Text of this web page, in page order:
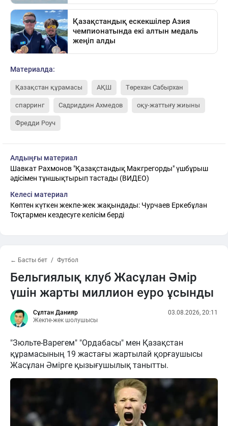
Материалда:
Қазақстан құрамасы АҚШ Төрехан Сабырхан
спарринг Садриддин Ахмедов оқу-жаттығу жиыны
Фредди Роуч
Алдыңғы материал
Шавкат Рахмонов "Қазақстандық Макгрегорды" үшбұрыш
әдісімен тұншықтырып тастады (ВИДЕО)
Келесі материал
Көптен күткен жекпе-жек жақындады: Чурчаев Еркебұлан
Тоқтармен кездесуге келісім берді
← Басты бет Футбол
Бельгиялық клуб Жасұлан Әмір
үшін жарты миллион еуро ұсынды
Сұлтан Данияр
Жекпе-жек шолушысы
03.08.2026, 20:11
"Зюльте-Варегем" "Ордабасы" мен Қазақстан
құрамасының 19 жастағы жартылай қорғаушысы
Жасұлан Әмірге қызығушылық танытты.